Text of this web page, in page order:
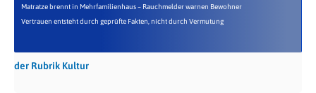
Matratze brennt in Mehrfamilienhaus – Rauchmelder warnen Bewohner
Vertrauen entsteht durch geprüfte Fakten, nicht durch Vermutung
der Rubrik Kultur